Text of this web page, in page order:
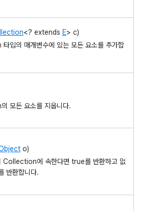
<? extends E> c)
입의 매개변수에 있는 모든 요소를 추가합
모든 요소를 지웁니다.
o)
Collection에 속한다면 true를 반환하고 없
반환합니다.